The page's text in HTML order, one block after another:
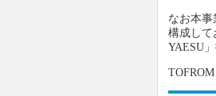
なお本事
構成して
YAESU